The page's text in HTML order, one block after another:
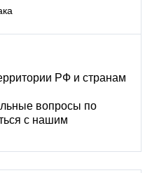
РФ и странам
вопросы по
с нашим